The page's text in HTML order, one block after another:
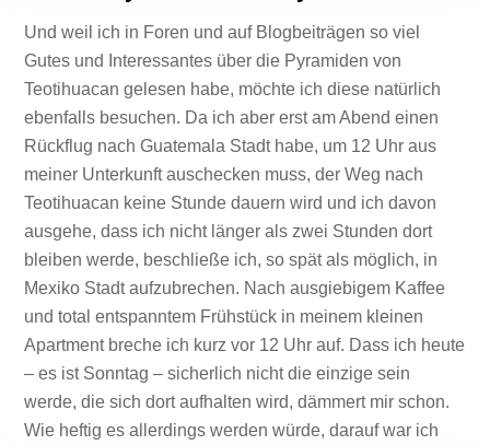
Und weil ich in Foren und auf Blogbeiträgen so viel
Gutes und Interessantes über die Pyramiden von
Teotihuacan gelesen habe, möchte ich diese natürlich
ebenfalls besuchen. Da ich aber erst am Abend einen
Rückflug nach Guatemala Stadt habe, um 12 Uhr aus
meiner Unterkunft auschecken muss, der Weg nach
Teotihuacan keine Stunde dauern wird und ich davon
ausgehe, dass ich nicht länger als zwei Stunden dort
bleiben werde, beschließe ich, so spät als möglich, in
Mexiko Stadt aufzubrechen. Nach ausgiebigem Kaffee
und total entspanntem Frühstück in meinem kleinen
Apartment breche ich kurz vor 12 Uhr auf. Dass ich heute
– es ist Sonntag – sicherlich nicht die einzige sein
werde, die sich dort aufhalten wird, dämmert mir schon.
Wie heftig es allerdings werden würde, darauf war ich